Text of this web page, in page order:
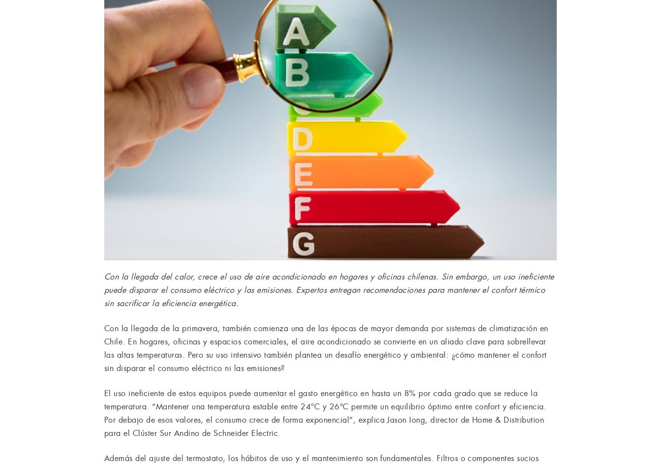
Con la llegada del calor, crece el uso de aire acondicionado en hogares y oficinas chilenas. Sin embargo, un uso ineficiente
puede disparar el consumo eléctrico y las emisiones. Expertos entregan recomendaciones para mantener el confort térmico
sin sacrificar la eficiencia energética.
Con la llegada de la primavera, también comienza una de las épocas de mayor demanda por sistemas de climatización en
Chile. En hogares, oficinas y espacios comerciales, el aire acondicionado se convierte en un aliado clave para sobrellevar
las altas temperaturas. Pero su uso intensivo también plantea un desafío energético y ambiental: ¿cómo mantener el confort
sin disparar el consumo eléctrico ni las emisiones?
El uso ineficiente de estos equipos puede aumentar el gasto energético en hasta un 8% por cada grado que se reduce la
temperatura. “Mantener una temperatura estable entre 24°C y 26°C permite un equilibrio óptimo entre confort y eficiencia.
Por debajo de esos valores, el consumo crece de forma exponencial”, explica Jason Iong, director de Home & Distribution
para el Clúster Sur Andino de Schneider Electric.
Además del ajuste del termostato, los hábitos de uso y el mantenimiento son fundamentales. Filtros o componentes sucios